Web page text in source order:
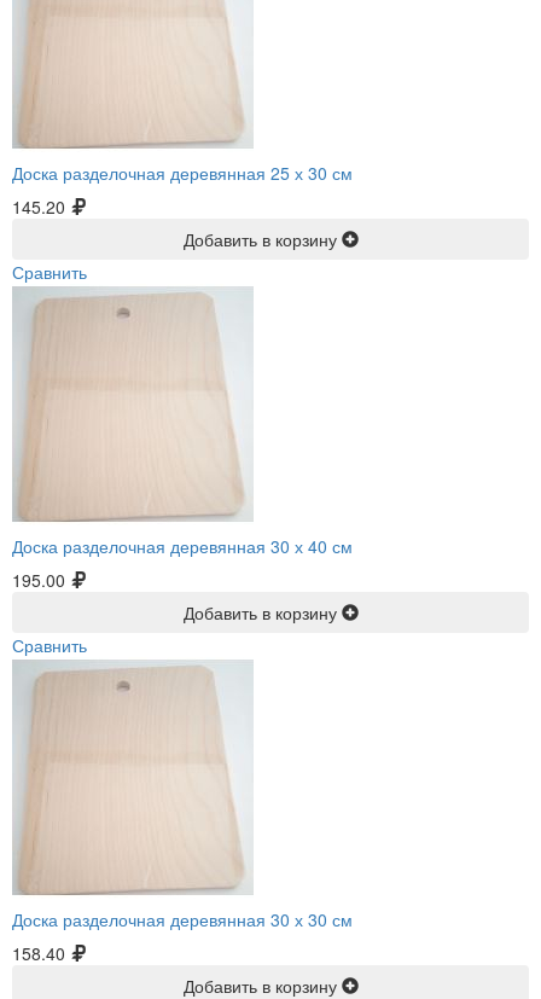
Доска разделочная деревянная 25 х 30 см
145.20
Добавить в корзину
Сравнить
Доска разделочная деревянная 30 х 40 см
195.00
Добавить в корзину
Сравнить
Доска разделочная деревянная 30 х 30 см
158.40
Добавить в корзину